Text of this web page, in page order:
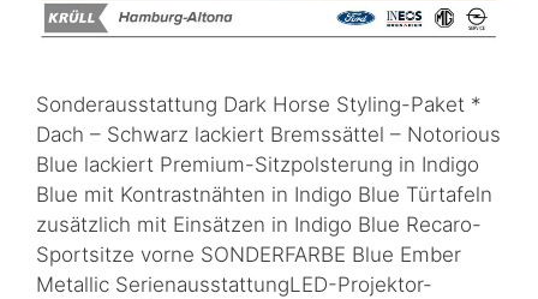
Sonderausstattung Dark Horse Styling-Paket *
Dach – Schwarz lackiert Bremssättel – Notorious
Blue lackiert Premium-Sitzpolsterung in Indigo
Blue mit Kontrastnähten in Indigo Blue Türtafeln
zusätzlich mit Einsätzen in Indigo Blue Recaro-
Sportsitze vorne SONDERFARBE Blue Ember
Metallic SerienausstattungLED-Projektor-